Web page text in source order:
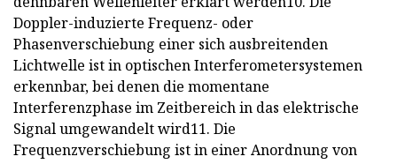
Doppler-induzierte Frequenz- oder
Phasenverschiebung einer sich ausbreitenden
Lichtwelle ist in optischen Interferometersystemen
erkennbar, bei denen die momentane
Interferenzphase im Zeitbereich in das elektrische
Signal umgewandelt wird11. Die
Frequenzverschiebung ist in einer Anordnung von